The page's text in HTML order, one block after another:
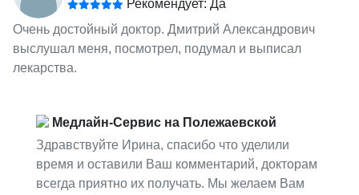
Рекомендует: Да
Очень достойный доктор. Дмитрий Александрович
выслушал меня, посмотрел, подумал и выписал
лекарства.
Медлайн-Сервис на Полежаевской
Здравствуйте Ирина, спасибо что уделили
время и оставили Ваш комментарий, докторам
всегда приятно их получать. Мы желаем Вам